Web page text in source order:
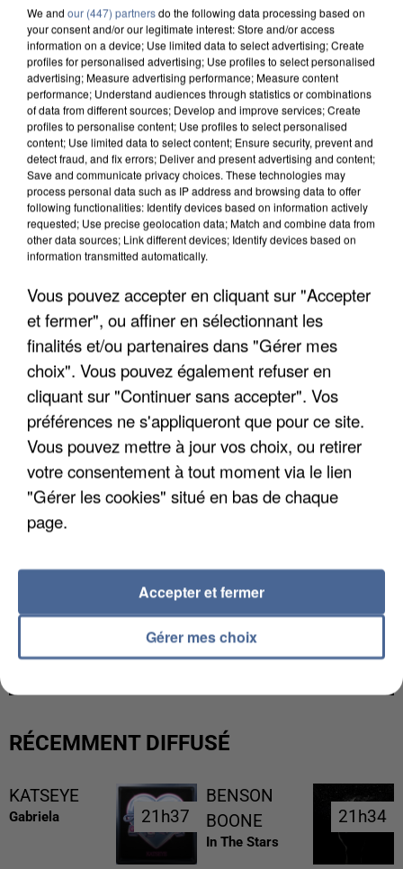
DE FAUNE SAUVAGE SONT...
L’UN DES FONDATEURS SUPPOSÉS DE LA DZ
MAFIA INTERPELLÉ EN ALGÉRIE
RÉCEMMENT DIFFUSÉ
KATSEYE
Gabriela 21h37
21h37
BENSON
BOONE
In The Stars
21h34
21h34
We and our (447) partnersdo the following data processing based on
your consent and/or our legitimate interest: Store and/or access
information on a device; Use limited data to select advertising; Create
profiles for personalised advertising; Use profiles to select personalised
advertising; Measure advertising performance; Measure content
performance; Understand audiences through statistics or combinations
of data from different sources; Develop and improve services; Create
profiles to personalise content; Use profiles to select personalised
content; Use limited data to select content; Ensure security, prevent and
detect fraud, and fix errors; Deliver and present advertising and content;
Save and communicate privacy choices. These technologies may
process personal data such as IP address and browsing data to offer
following functionalities: Identify devices based on information actively
requested; Use precise geolocation data; Match and combine data from
other data sources; Link different devices; Identify devices based on
information transmitted automatically.
Vous pouvez accepter en cliquant sur "Accepter
et fermer", ou affiner en sélectionnant les
finalités et/ou partenaires dans "Gérer mes
choix". Vous pouvez également refuser en
cliquant sur "Continuer sans accepter". Vos
préférences ne s'appliqueront que pour ce site.
Vous pouvez mettre à jour vos choix, ou retirer
votre consentement à tout moment via le lien
"Gérer les cookies" situé en bas de chaque
page.
Gérer mes choix
Accepter et fermer